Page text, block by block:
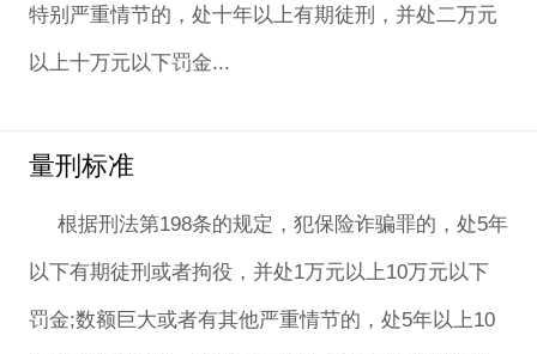
特别严重情节的，处十年以上有期徒刑，并处二万元
以上十万元以下罚金...
量刑标准
根据刑法第198条的规定，犯保险诈骗罪的，处5年
以下有期徒刑或者拘役，并处1万元以上10万元以下
罚金;数额巨大或者有其他严重情节的，处5年以上10